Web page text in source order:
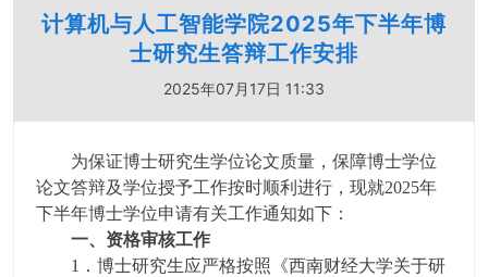
计算机与人工智能学院2025年下半年博
士研究生答辩工作安排
2025年07月17日 11:33
为保证博士研究生学位论文质量，保障博士学位
论文答辩及学位授予工作按时顺利进行，现就2025年
下半年博士学位申请有关工作通知如下：
一、资格审核工作
1．博士研究生应严格按照《西南财经大学关于研